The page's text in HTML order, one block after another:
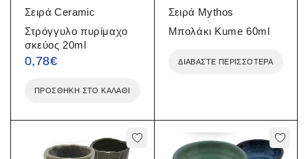
Σειρά Ceramic
Στρόγγυλο πυρίμαχο
σκεύος 20ml
0,78€
ΠΡΟΣΘΉΚΗ ΣΤΟ ΚΑΛΆΘΙ
Σειρά Mythos
Μπολάκι Kume 60ml
ΔΙΑΒΆΣΤΕ ΠΕΡΙΣΣΌΤΕΡΑ